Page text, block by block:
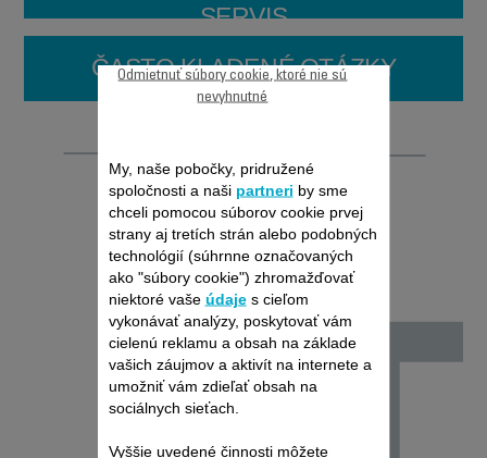
SERVIS
ČASTO KLADENÉ OTÁZKY
My, naše pobočky, pridružené
spoločnosti a naši partneri by sme
chceli pomocou súborov cookie prvej
strany aj tretích strán alebo podobných
technológií (súhrnne označovaných
ako "súbory cookie") zhromažďovať
niektoré vaše údajes cieľom
vykonávať analýzy, poskytovať vám
cielenú reklamu a obsah na základe
vašich záujmov a aktivít na internete a
umožniť vám zdieľať obsah na
sociálnych sieťach.
Vyššie uvedené činnosti môžete
Odmietnuť súbory cookie, ktoré nie sú
nevyhnutné